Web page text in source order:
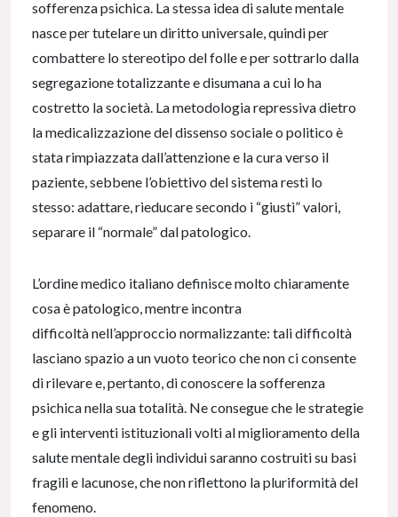
sofferenza psichica. La stessa idea di salute mentale
nasce per tutelare un diritto universale, quindi per
combattere lo stereotipo del folle e per sottrarlo dalla
segregazione totalizzante e disumana a cui lo ha
costretto la società. La metodologia repressiva dietro
la medicalizzazione del dissenso sociale o politico è
stata rimpiazzata dall’attenzione e la cura verso il
paziente, sebbene l’obiettivo del sistema resti lo
stesso: adattare, rieducare secondo i “giusti” valori,
separare il “normale” dal patologico.
L’ordine medico italiano definisce molto chiaramente
cosa è patologico, mentre incontra
difficoltà nell’approccio normalizzante: tali difficoltà
lasciano spazio a un vuoto teorico che non ci consente
di rilevare e, pertanto, di conoscere la sofferenza
psichica nella sua totalità. Ne consegue che le strategie
e gli interventi istituzionali volti al miglioramento della
salute mentale degli individui saranno costruiti su basi
fragili e lacunose, che non riflettono la pluriformità del
fenomeno.